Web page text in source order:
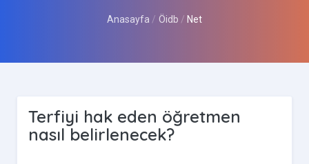
Anasayfa Öidb Net
Terfiyi hak eden öğretmen
nasıl belirlenecek?